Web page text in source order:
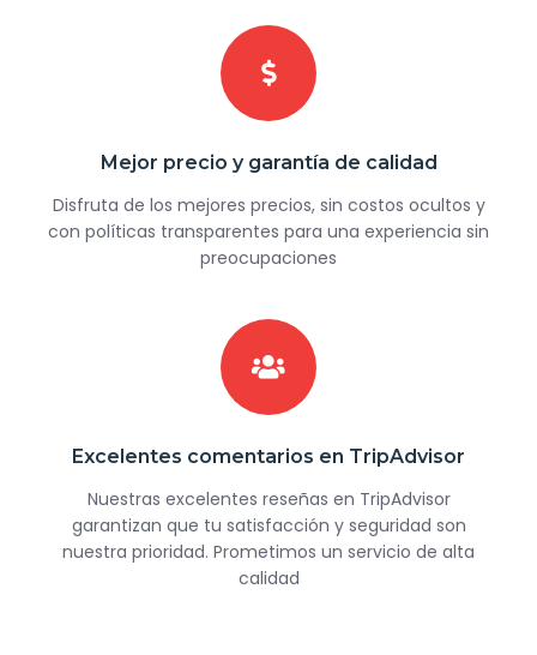
Mejor precio y garantía de calidad
Disfruta de los mejores precios, sin costos ocultos y
con políticas transparentes para una experiencia sin
preocupaciones
Excelentes comentarios en TripAdvisor
Nuestras excelentes reseñas en TripAdvisor
garantizan que tu satisfacción y seguridad son
nuestra prioridad. Prometimos un servicio de alta
calidad